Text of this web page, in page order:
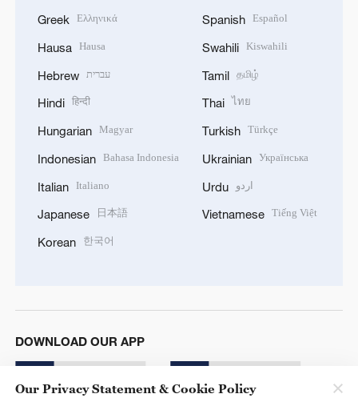
Greek Ελληνικά
Hausa Hausa
Hebrew עברית
Hindi हिन्दी
Hungarian Magyar
Indonesian Bahasa Indonesia
Italian Italiano
Japanese 日本語
Korean 한국어
Spanish Español
Swahili Kiswahili
Tamil தமிழ்
Thai ไทย
Turkish Türkçe
Ukrainian Українська
Urdu اردو
Vietnamese Tiếng Việt
DOWNLOAD OUR APP
Our Privacy Statement & Cookie Policy